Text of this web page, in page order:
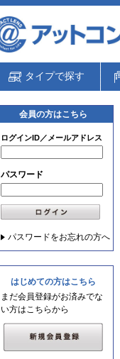
タイプで探す
会員の方はこちら
ログインID／メールアドレス
パスワード
パスワードをお忘れの方へ
はじめての方はこちら
まだ会員登録がお済みでな
い方はこちらから